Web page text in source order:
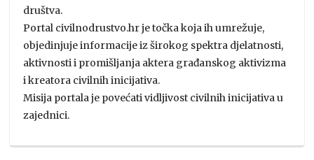
društva.
Portal civilnodrustvo.hr je točka koja ih umrežuje,
objedinjuje informacije iz širokog spektra djelatnosti,
aktivnosti i promišljanja aktera građanskog aktivizma
i kreatora civilnih inicijativa.
Misija portala je povećati vidljivost civilnih inicijativa u
zajednici.